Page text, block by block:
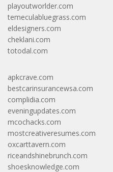
playoutworlder.com
temeculabluegrass.com
eldesigners.com
cheklani.com
totodal.com
apkcrave.com
bestcarinsurancewsa.com
complidia.com
eveningupdates.com
mcochacks.com
mostcreativeresumes.com
oxcarttavern.com
riceandshinebrunch.com
shoesknowledge.com